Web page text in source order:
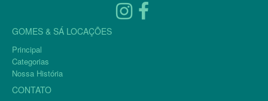
GOMES & SÁ LOCAÇÕES
Principal
Categorias
Nossa História
CONTATO